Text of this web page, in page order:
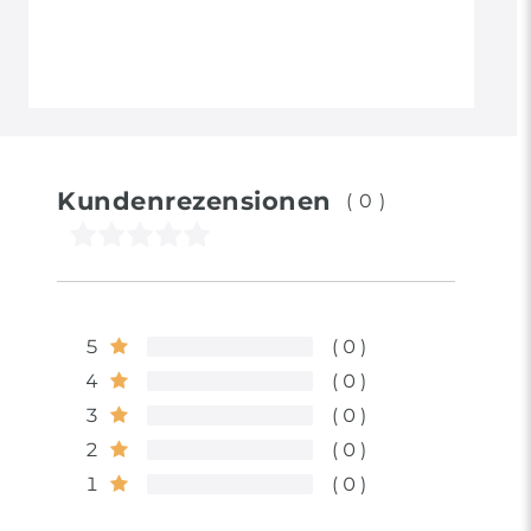
Kundenrezensionen (0)
5
0
4
0
3
0
2
0
1
0